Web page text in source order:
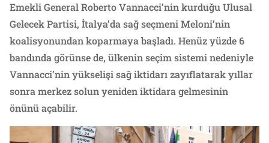
Emekli General Roberto Vannacci’nin kurduğu Ulusal
Gelecek Partisi, İtalya’da sağ seçmeni Meloni’nin
koalisyonundan koparmaya başladı. Henüz yüzde 6
bandında görünse de, ülkenin seçim sistemi nedeniyle
Vannacci’nin yükselişi sağ iktidarı zayıflatarak yıllar
sonra merkez solun yeniden iktidara gelmesinin
önünü açabilir.